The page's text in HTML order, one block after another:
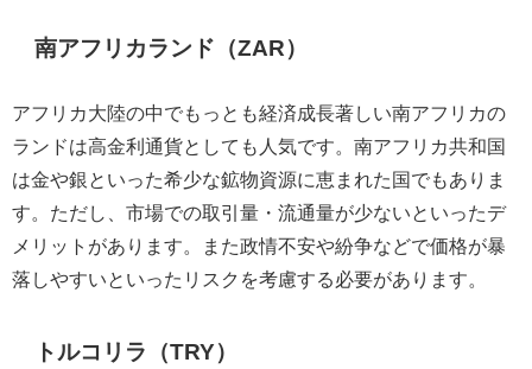
南アフリカランド（ZAR）
アフリカ大陸の中でもっとも経済成長著しい南アフリカの
ランドは高金利通貨としても人気です。南アフリカ共和国
は金や銀といった希少な鉱物資源に恵まれた国でもありま
す。ただし、市場での取引量・流通量が少ないといったデ
メリットがあります。また政情不安や紛争などで価格が暴
落しやすいといったリスクを考慮する必要があります。
トルコリラ（TRY）